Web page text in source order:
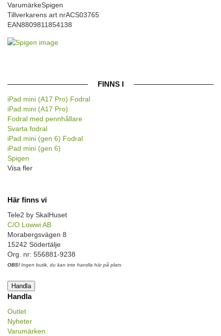
VarumärkeSpigen
Tillverkarens art nrACS03765
EAN8809811854138
FINNS I
iPad mini (A17 Pro) Fodral
iPad mini (A17 Pro)
Fodral med pennhållare
Svarta fodral
iPad mini (gen 6) Fodral
iPad mini (gen 6)
Spigen
Visa fler
Här finns vi
Tele2 by SkalHuset
C/O Lowwi AB
Morabergsvägen 8
15242 Södertälje
Org. nr: 556881-9238
OBS! Ingen butik, du kan inte handla här på plats
Handla
Handla
Outlet
Nyheter
Varumärken